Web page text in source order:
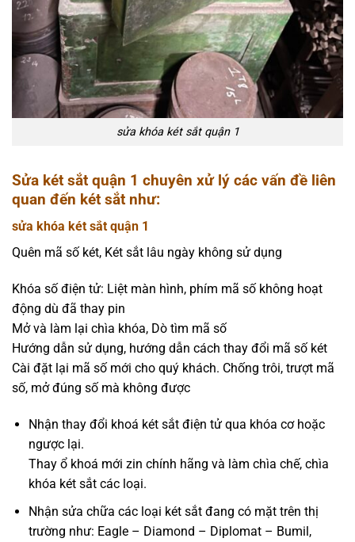
sửa khóa két sắt quận 1
Sửa két sắt quận 1 chuyên xử lý các vấn đề liên
quan đến két sắt như:
sửa khóa két sắt quận 1
Quên mã số két, Két sắt lâu ngày không sử dụng
Khóa số điện tử: Liệt màn hình, phím mã số không hoạt
động dù đã thay pin
Mở và làm lại chìa khóa, Dò tìm mã số
Hướng dẫn sử dụng, hướng dẫn cách thay đổi mã số két
Cài đặt lại mã số mới cho quý khách. Chống trôi, trượt mã
số, mở đúng số mà không được
Nhận thay đổi khoá két sắt điện tử qua khóa cơ hoặc
ngược lại.
Thay ổ khoá mới zin chính hãng và làm chìa chế, chìa
khóa két sắt các loại.
Nhận sửa chữa các loại két sắt đang có mặt trên thị
trường như: Eagle – Diamond – Diplomat – Bumil,